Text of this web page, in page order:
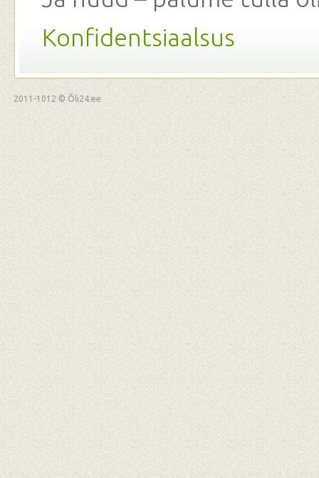
Konfidentsiaalsus
2011-1012 © Õli24.ee